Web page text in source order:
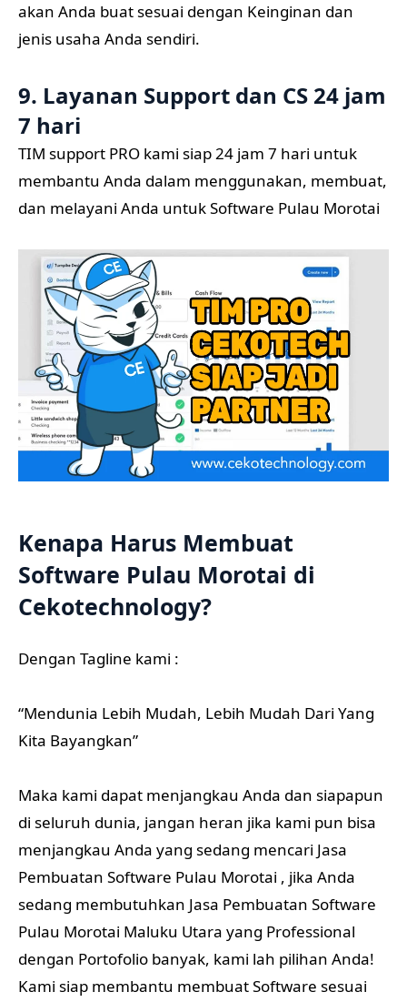
akan Anda buat sesuai dengan Keinginan dan
jenis usaha Anda sendiri.
9. Layanan Support dan CS 24 jam
7 hari
TIM support PRO kami siap 24 jam 7 hari untuk
membantu Anda dalam menggunakan, membuat,
dan melayani Anda untuk Software Pulau Morotai
Kenapa Harus Membuat
Software Pulau Morotai di
Cekotechnology?
Dengan Tagline kami :
“Mendunia Lebih Mudah, Lebih Mudah Dari Yang
Kita Bayangkan”
Maka kami dapat menjangkau Anda dan siapapun
di seluruh dunia, jangan heran jika kami pun bisa
menjangkau Anda yang sedang mencari Jasa
Pembuatan Software Pulau Morotai , jika Anda
sedang membutuhkan Jasa Pembuatan Software
Pulau Morotai Maluku Utara yang Professional
dengan Portofolio banyak, kami lah pilihan Anda!
Kami siap membantu membuat Software sesuai